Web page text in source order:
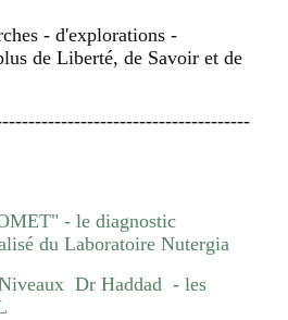
- d'explorations -
de Liberté, de Savoir et de
- le diagnostic
du Laboratoire Nutergia
Dr Haddad - les